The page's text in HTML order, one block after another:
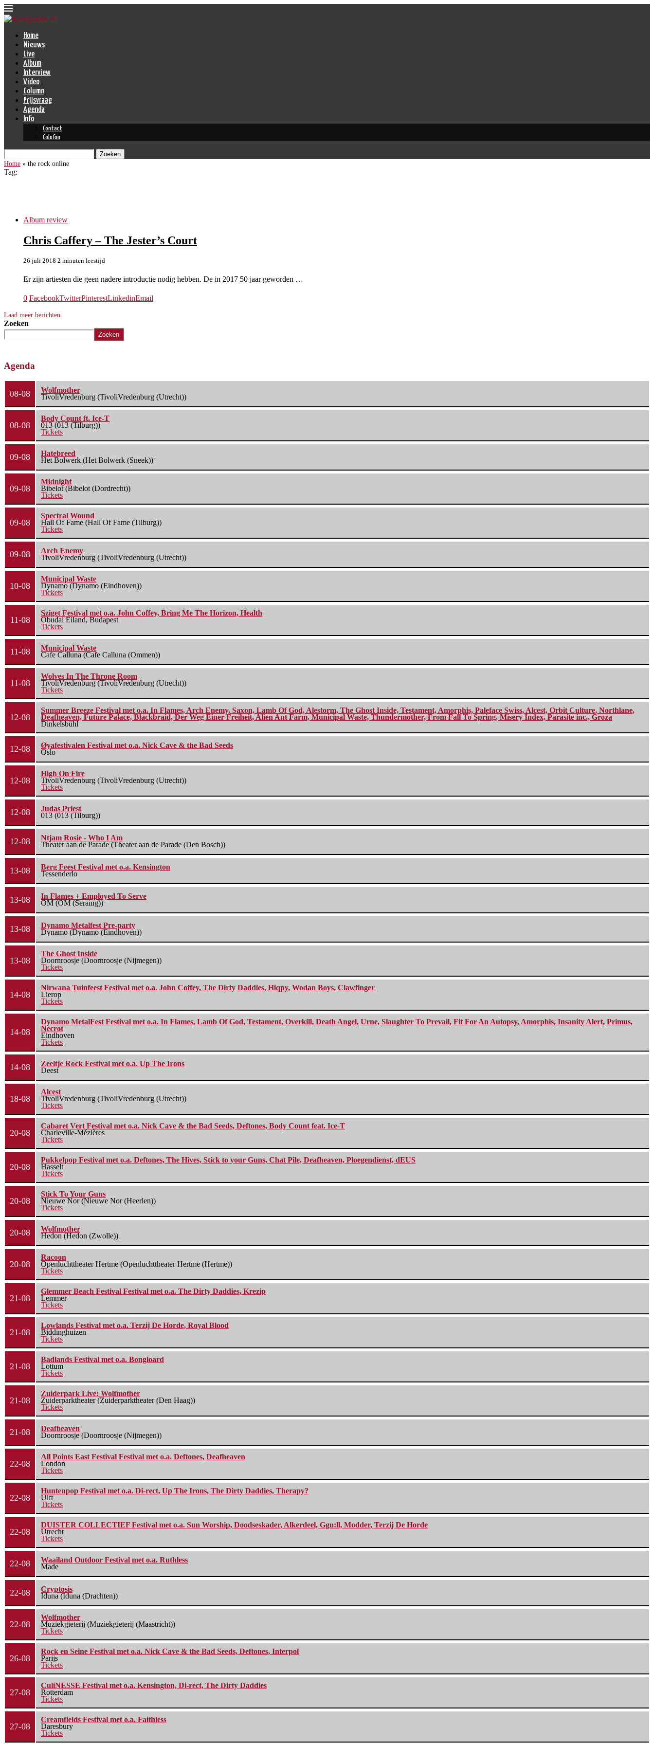
Home
Nieuws
Live
Album
Interview
Video
Column
Prijsvraag
Agenda
Info
Contact
Colofon
Zoeken
Home » the rock online
Tag:
Album review
Chris Caffery – The Jester’s Court
26 juli 2018 2 minuten leestijd
Er zijn artiesten die geen nadere introductie nodig hebben. De in 2017 50 jaar geworden …
0 FacebookTwitterPinterestLinkedinEmail
Laad meer berichten
Zoeken
Zoeken
Agenda
08-08
Wolfmother
TivoliVredenburg (TivoliVredenburg (Utrecht))
08-08
Body Count ft. Ice-T
013 (013 (Tilburg))
Tickets
09-08
Hatebreed
Het Bolwerk (Het Bolwerk (Sneek))
09-08
Midnight
Bibelot (Bibelot (Dordrecht))
Tickets
09-08
Spectral Wound
Hall Of Fame (Hall Of Fame (Tilburg))
Tickets
09-08
Arch Enemy
TivoliVredenburg (TivoliVredenburg (Utrecht))
10-08
Municipal Waste
Dynamo (Dynamo (Eindhoven))
Tickets
11-08
Sziget Festival met o.a. John Coffey, Bring Me The Horizon, Health
Óbudai Eiland, Budapest
Tickets
11-08
Municipal Waste
Cafe Calluna (Cafe Calluna (Ommen))
11-08
Wolves In The Throne Room
TivoliVredenburg (TivoliVredenburg (Utrecht))
Tickets
12-08
Summer Breeze Festival met o.a. In Flames, Arch Enemy, Saxon, Lamb Of God, Alestorm, The Ghost Inside, Testament, Amorphis, Paleface Swiss, Alcest, Orbit Culture, Northlane,
Deafheaven, Future Palace, Blackbraid, Der Weg Einer Freiheit, Alien Ant Farm, Municipal Waste, Thundermother, From Fall To Spring, Misery Index, Parasite inc., Groza
Dinkelsbühl
12-08
Øyafestivalen Festival met o.a. Nick Cave & the Bad Seeds
Oslo
12-08
High On Fire
TivoliVredenburg (TivoliVredenburg (Utrecht))
Tickets
12-08
Judas Priest
013 (013 (Tilburg))
12-08
Ntjam Rosie - Who I Am
Theater aan de Parade (Theater aan de Parade (Den Bosch))
13-08
Berg Feest Festival met o.a. Kensington
Tessenderlo
13-08
In Flames + Employed To Serve
OM (OM (Seraing))
13-08
Dynamo Metalfest Pre-party
Dynamo (Dynamo (Eindhoven))
13-08
The Ghost Inside
Doornroosje (Doornroosje (Nijmegen))
Tickets
14-08
Nirwana Tuinfeest Festival met o.a. John Coffey, The Dirty Daddies, Hiqpy, Wodan Boys, Clawfinger
Lierop
Tickets
14-08
Dynamo MetalFest Festival met o.a. In Flames, Lamb Of God, Testament, Overkill, Death Angel, Urne, Slaughter To Prevail, Fit For An Autopsy, Amorphis, Insanity Alert, Primus,
Necrot
Eindhoven
Tickets
14-08
Zeeltje Rock Festival met o.a. Up The Irons
Deest
18-08
Alcest
TivoliVredenburg (TivoliVredenburg (Utrecht))
Tickets
20-08
Cabaret Vert Festival met o.a. Nick Cave & the Bad Seeds, Deftones, Body Count feat. Ice-T
Charleville-Mézières
Tickets
20-08
Pukkelpop Festival met o.a. Deftones, The Hives, Stick to your Guns, Chat Pile, Deafheaven, Ploegendienst, dEUS
Hasselt
Tickets
20-08
Stick To Your Guns
Nieuwe Nor (Nieuwe Nor (Heerlen))
Tickets
20-08
Wolfmother
Hedon (Hedon (Zwolle))
20-08
Racoon
Openluchttheater Hertme (Openluchttheater Hertme (Hertme))
Tickets
21-08
Glemmer Beach Festival Festival met o.a. The Dirty Daddies, Krezip
Lemmer
Tickets
21-08
Lowlands Festival met o.a. Terzij De Horde, Royal Blood
Biddinghuizen
Tickets
21-08
Badlands Festival met o.a. Bongloard
Lottum
Tickets
21-08
Zuiderpark Live: Wolfmother
Zuiderparktheater (Zuiderparktheater (Den Haag))
Tickets
21-08
Deafheaven
Doornroosje (Doornroosje (Nijmegen))
22-08
All Points East Festival Festival met o.a. Deftones, Deafheaven
London
Tickets
22-08
Huntenpop Festival met o.a. Di-rect, Up The Irons, The Dirty Daddies, Therapy?
Ulft
Tickets
22-08
DUISTER COLLECTIEF Festival met o.a. Sun Worship, Doodseskader, Alkerdeel, Ggu:ll, Modder, Terzij De Horde
Utrecht
Tickets
22-08
Waailand Outdoor Festival met o.a. Ruthless
Made
22-08
Cryptosis
Iduna (Iduna (Drachten))
22-08
Wolfmother
Muziekgieterij (Muziekgieterij (Maastricht))
Tickets
26-08
Rock en Seine Festival met o.a. Nick Cave & the Bad Seeds, Deftones, Interpol
Parijs
Tickets
27-08
CuliNESSE Festival met o.a. Kensington, Di-rect, The Dirty Daddies
Rotterdam
Tickets
27-08
Creamfields Festival met o.a. Faithless
Daresbury
Tickets